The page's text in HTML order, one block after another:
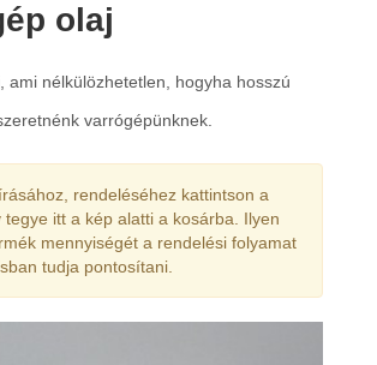
olaj
ami nélkülözhetetlen, hogyha hosszú
varrógépünknek.
rendeléséhez kattintson a
tegye itt a kép alatti a kosárba. Ilyen
mennyiségét a rendelési folyamat
tudja pontosítani.